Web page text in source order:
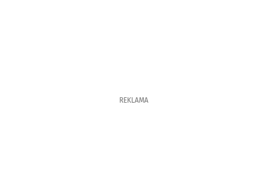
REKLAMA